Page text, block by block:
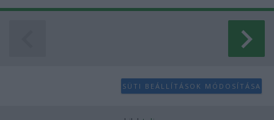
SÜTI BEÁLLÍTÁSOK MÓDOSÍTÁSA